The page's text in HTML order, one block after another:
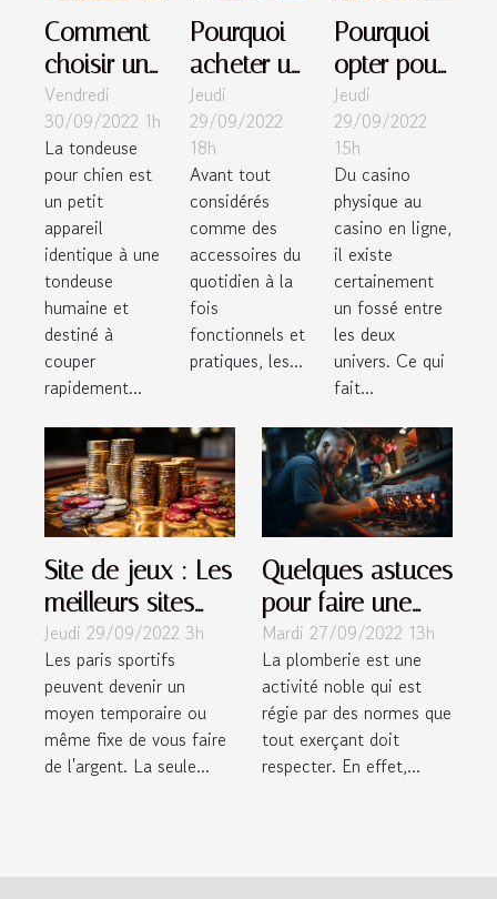
Comment
choisir une
tondeuse
pour
chien ?
Vendredi
30/09/2022 1h
La tondeuse
pour chien est
un petit
appareil
identique à une
tondeuse
humaine et
destiné à
couper
rapidement...
Pourquoi
acheter un
portefeuille
homme et
comment
le choisir ?
Jeudi
29/09/2022
18h
Avant tout
considérés
comme des
accessoires du
quotidien à la
fois
fonctionnels et
pratiques, les...
Pourquoi
opter pour
les casinos
en ligne ?
Jeudi
29/09/2022
15h
Du casino
physique au
casino en ligne,
il existe
certainement
un fossé entre
les deux
univers. Ce qui
fait...
Site de jeux : Les
meilleurs sites
pour parier
Jeudi 29/09/2022 3h
Les paris sportifs
peuvent devenir un
moyen temporaire ou
même fixe de vous faire
de l'argent. La seule...
Quelques astuces
pour faire une
installation de
plomberie
Mardi 27/09/2022 13h
La plomberie est une
activité noble qui est
régie par des normes que
tout exerçant doit
respecter. En effet,...